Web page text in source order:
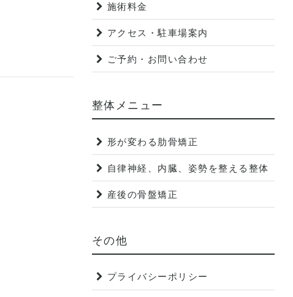
施術料金
アクセス・駐車場案内
ご予約・お問い合わせ
整体メニュー
形が変わる肋骨矯正
自律神経、内臓、姿勢を整える整体
産後の骨盤矯正
その他
プライバシーポリシー